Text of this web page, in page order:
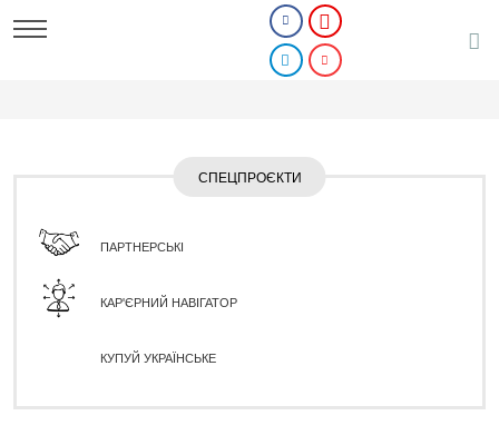
СПЕЦПРОЄКТИ
ПАРТНЕРСЬКІ
КАР'ЄРНИЙ НАВІГАТОР
КУПУЙ УКРАЇНСЬКЕ